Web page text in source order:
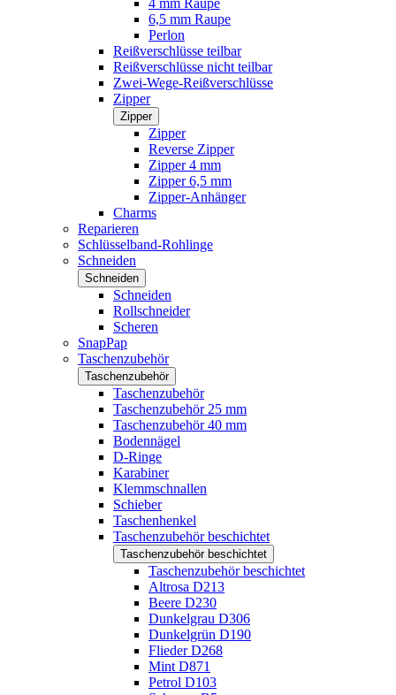
4 mm Raupe
6,5 mm Raupe
Perlon
Reißverschlüsse teilbar
Reißverschlüsse nicht teilbar
Zwei-Wege-Reißverschlüsse
Zipper
Zipper
Zipper
Reverse Zipper
Zipper 4 mm
Zipper 6,5 mm
Zipper-Anhänger
Charms
Reparieren
Schlüsselband-Rohlinge
Schneiden
Schneiden
Schneiden
Rollschneider
Scheren
SnapPap
Taschenzubehör
Taschenzubehör
Taschenzubehör
Taschenzubehör 25 mm
Taschenzubehör 40 mm
Bodennägel
D-Ringe
Karabiner
Klemmschnallen
Schieber
Taschenhenkel
Taschenzubehör beschichtet
Taschenzubehör beschichtet
Taschenzubehör beschichtet
Altrosa D213
Beere D230
Dunkelgrau D306
Dunkelgrün D190
Flieder D268
Mint D871
Petrol D103